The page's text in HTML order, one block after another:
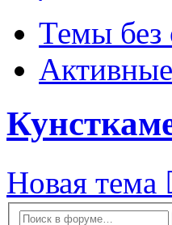
Темы без
Новая тема